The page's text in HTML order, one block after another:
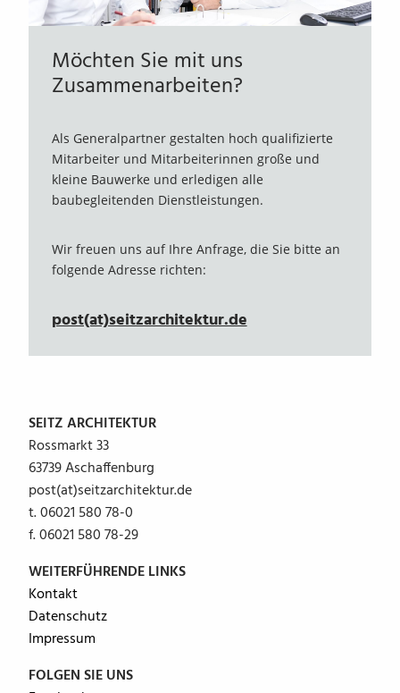
Möchten Sie mit uns
Zusammenarbeiten?
Als Generalpartner gestalten hoch qualifizierte
Mitarbeiter und Mitarbeiterinnen große und
kleine Bauwerke und erledigen alle
baubegleitenden Dienstleistungen.
Wir freuen uns auf Ihre Anfrage, die Sie bitte an
folgende Adresse richten:
post(at)seitzarchitektur.de
SEITZ ARCHITEKTUR
Rossmarkt 33
63739 Aschaffenburg
post(at)seitzarchitektur.de
t. 06021 580 78-0
f. 06021 580 78-29
WEITERFÜHRENDE LINKS
Kontakt
Datenschutz
Impressum
FOLGEN SIE UNS